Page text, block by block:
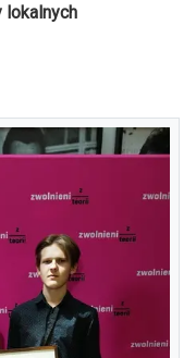
lokalnych